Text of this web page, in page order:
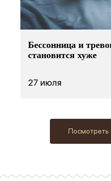
Бессонница и
становится хуже
27 июля
Посмотреть